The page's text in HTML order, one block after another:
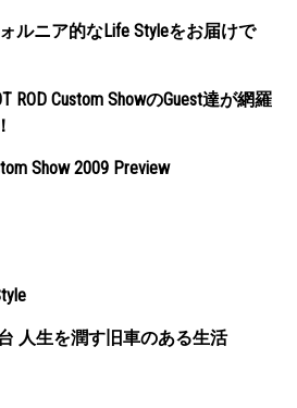
ルニア的なLife Styleをお届けで
ROD Custom ShowのGuest達が網羅
Show 2009 Preview
人生を潤す旧車のある生活